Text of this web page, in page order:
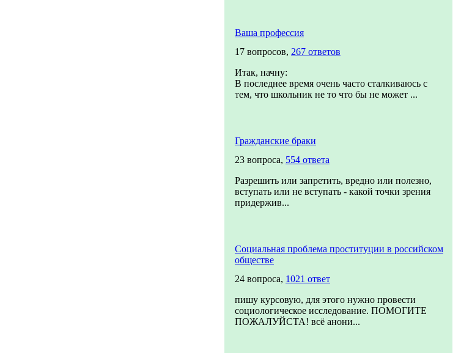
Ваша профессия
17 вопросов, 267 ответов
Итак, начну:
В последнее время очень часто сталкиваюсь с
тем, что школьник не то что бы не может ...
Гражданские браки
23 вопроса, 554 ответа
Разрешить или запретить, вредно или полезно,
вступать или не вступать - какой точки зрения
придержив...
Социальная проблема проституции в российском
обществе
24 вопроса, 1021 ответ
пишу курсовую, для этого нужно провести
социологическое исследование. ПОМОГИТЕ
ПОЖАЛУЙСТА! всё анони...